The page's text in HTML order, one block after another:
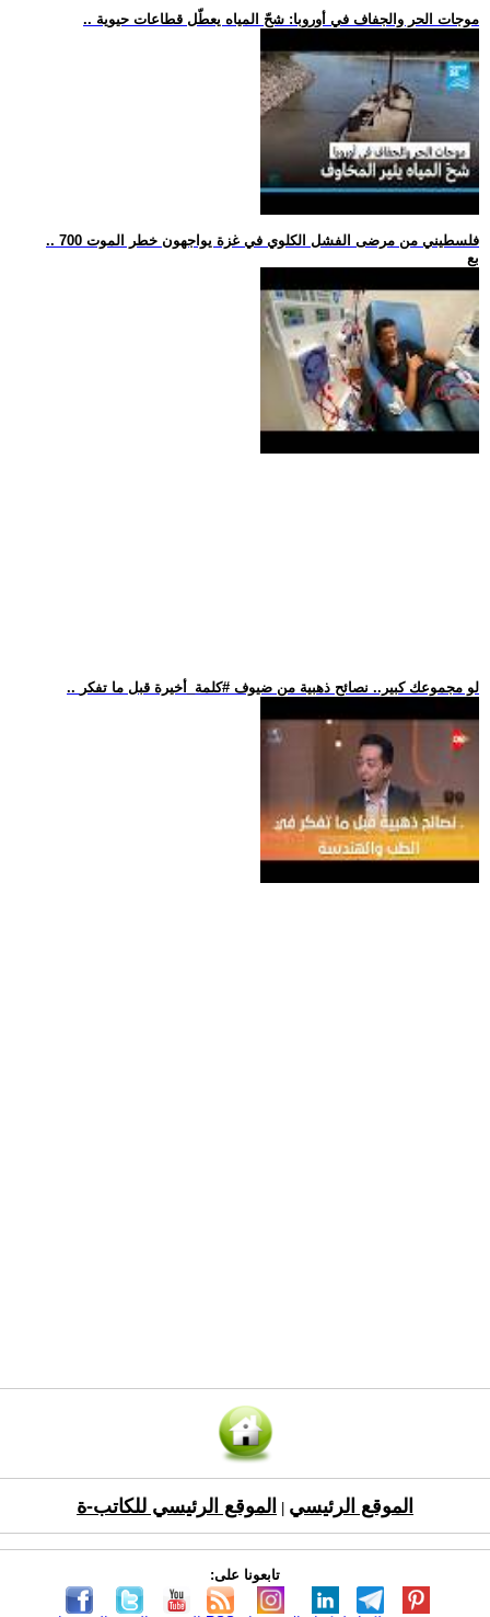
.. موجات الحر والجفاف في أوروبا: شحّ المياه يعطّل قطاعات حيوية
.. 700 فلسطيني من مرضى الفشل الكلوي في غزة يواجهون خطر الموت
بع
.. لو مجموعك كبير.. نصائح ذهبية من ضيوف #كلمة_أخيرة قبل ما تفكر
الموقع الرئيسي الموقع الرئيسي للكاتب-ة
تابعونا على: